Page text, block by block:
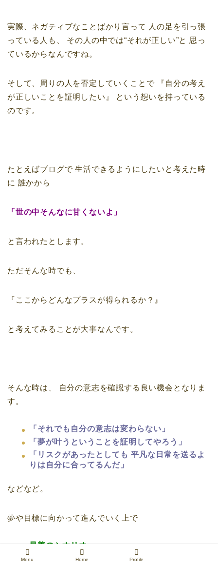
実際、ネガティブなことばかり言って 人の足を引っ張
っている人も、
その人の中では“それが正しい”と 思っ
ているからなんですね。
そして、周りの人を否定していくことで『自分の考え
が正しいことを証明したい』
という想いを持っている
のです。
たとえばブログで生活できるようにしたいと考えた時
に 誰かから
「世の中そんなに甘くないよ」
と言われたとします。
ただそんな時でも、
『ここからどんなプラスが得られるか？』
と考えてみることが大事なんです。
そんな時は、
自分の意志を確認する良い機会となりま
す。
「それでも自分の意志は変わらない」
「夢が叶うということを証明してやろう」
「リスクがあったとしても 平凡な日常を送るよ
りは自分に合ってるんだ」
などなど。
夢や目標に向かって進んでいく上で
最善のシナリオ
最悪のシナリオ
Menu Home Profile